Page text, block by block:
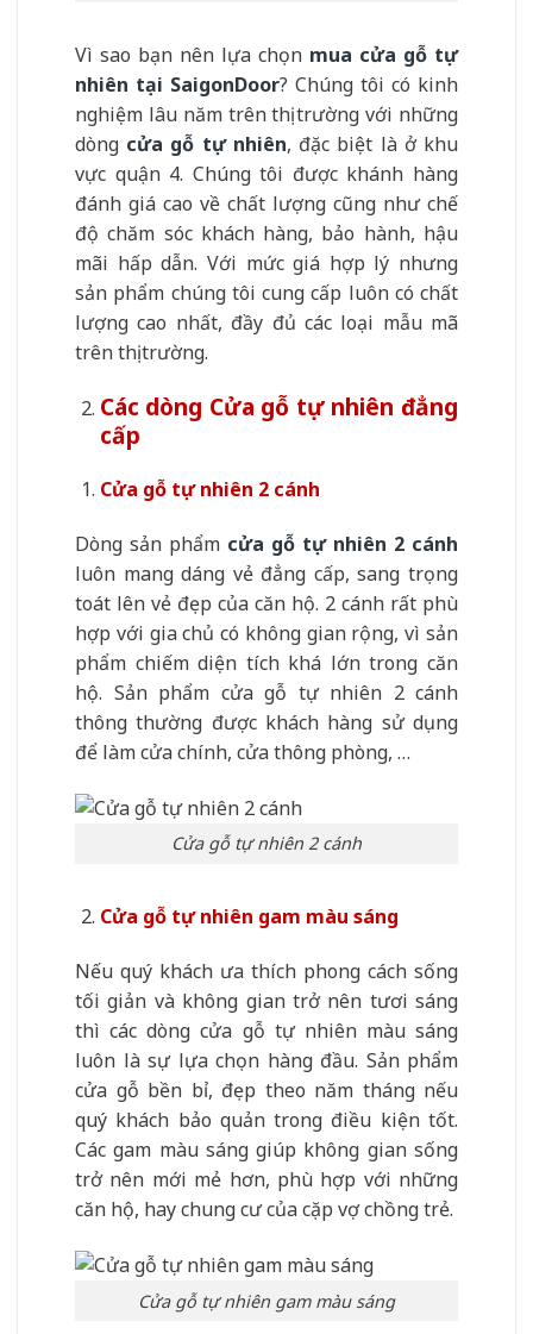
Vì sao bạn nên lựa chọn mua cửa gỗ tự
nhiên tại SaigonDoor? Chúng tôi có kinh
nghiệm lâu năm trên thị trường với những
dòng cửa gỗ tự nhiên, đặc biệt là ở khu
vực quận 4. Chúng tôi được khánh hàng
đánh giá cao về chất lượng cũng như chế
độ chăm sóc khách hàng, bảo hành, hậu
mãi hấp dẫn. Với mức giá hợp lý nhưng
sản phẩm chúng tôi cung cấp luôn có chất
lượng cao nhất, đầy đủ các loại mẫu mã
trên thị trường.
Các dòng Cửa gỗ tự nhiên đẳng
cấp
Cửa gỗ tự nhiên 2 cánh
Dòng sản phẩm cửa gỗ tự nhiên 2 cánh
luôn mang dáng vẻ đẳng cấp, sang trọng
toát lên vẻ đẹp của căn hộ. 2 cánh rất phù
hợp với gia chủ có không gian rộng, vì sản
phẩm chiếm diện tích khá lớn trong căn
hộ. Sản phẩm cửa gỗ tự nhiên 2 cánh
thông thường được khách hàng sử dụng
để làm cửa chính, cửa thông phòng, …
Cửa gỗ tự nhiên 2 cánh
Cửa gỗ tự nhiên gam màu sáng
Nếu quý khách ưa thích phong cách sống
tối giản và không gian trở nên tươi sáng
thì các dòng cửa gỗ tự nhiên màu sáng
luôn là sự lựa chọn hàng đầu. Sản phẩm
cửa gỗ bền bỉ, đẹp theo năm tháng nếu
quý khách bảo quản trong điều kiện tốt.
Các gam màu sáng giúp không gian sống
trở nên mới mẻ hơn, phù hợp với những
căn hộ, hay chung cư của cặp vợ chồng trẻ.
Cửa gỗ tự nhiên gam màu sáng